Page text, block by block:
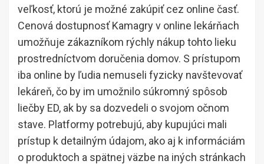
veľkosť, ktorú je možné zakúpiť cez online časť.
Cenová dostupnosť Kamagry v online lekárňach
umožňuje zákazníkom rýchly nákup tohto lieku
prostredníctvom doručenia domov. S prístupom
iba online by ľudia nemuseli fyzicky navštevovať
lekáreň, čo by im umožnilo súkromný spôsob
liečby ED, ak by sa dozvedeli o svojom očnom
stave. Platformy potrebujú, aby kupujúci mali
prístup k detailným údajom, ako aj k informáciám
o produktoch a spätnej väzbe na iných stránkach